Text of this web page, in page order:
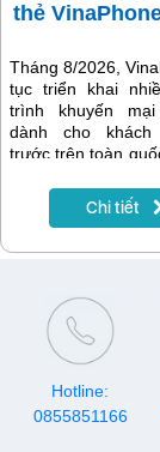
dành cho mọi gia
thẻ
Tháng 8/2026,
tục triển khai
trình khuyến
dành cho khách
trước trên toàn
gia hạn gói
data, gọi thoại hay
được nhiều ưu đãi
Chi tiết
Hotline:
0855851166